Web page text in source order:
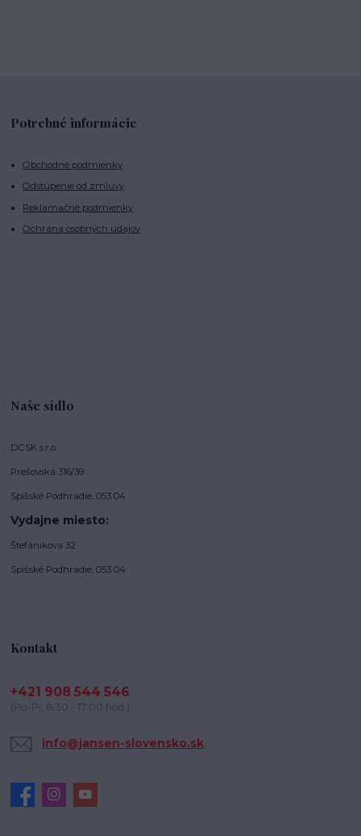
Potrebné informácie
Obchodné podmienky
Odstúpenie od zmluvy
Reklamačné podmienky
Ochrana osobných údajov
Naše sídlo
DCSK s.r.o.
Prešovská 316/39
Spišské Podhradie, 053 04
Vydajne miesto:
Štefánikova 32
Spišské Podhradie, 053 04
Kontakt
+421 908 544 546
(Po-Pi, 8:30 - 17:00 hod.)
info@jansen-slovensko.sk